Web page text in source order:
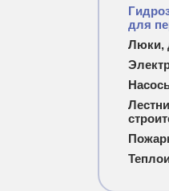
для
Люки,